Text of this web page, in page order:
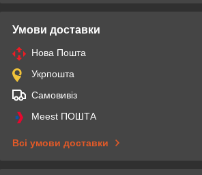
Умови доставки
Нова Пошта
Укрпошта
Самовивіз
Meest ПОШТА
Всі умови доставки